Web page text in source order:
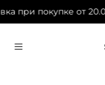
при покупке от